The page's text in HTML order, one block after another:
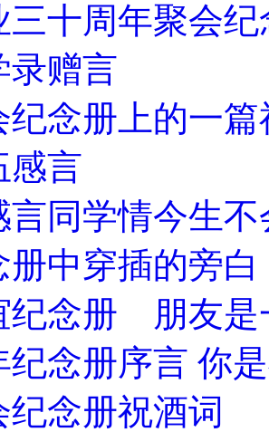
三十周年聚会
录赠言
纪念册上的一
感言
言同学情今生不
中穿插的旁白
纪念册 朋友是
纪念册序言 你
念册祝酒词